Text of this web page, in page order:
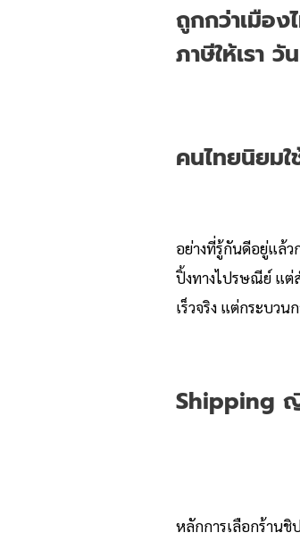
ถูกกว่าเมือ
ภาษีให้เรา
คนไทยนิยม
อย่างที่รู้กันดีอยู่แล้ว
ปิ้งทางไปรษณีย์ แต่
เร็วจริง แต่กระบวน
Shipping
หลักการเลือกร้านชิ